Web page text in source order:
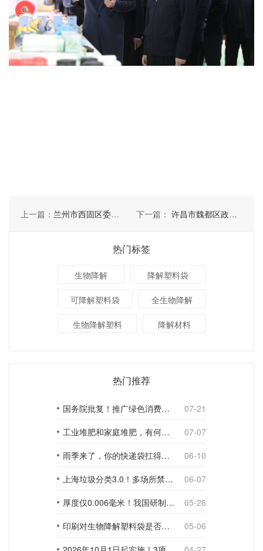
上一篇： 兰州市西固区委书记赵同庆一行莅临河南特创参观考察 下一篇： 许昌市魏都区政府区长李淼一行 莅临河南特创考察
热门标签
生物降解 降解塑料袋
可降解塑料袋 全生物降解
生物降解塑料 降解材料
热门推荐
国务院批复！推广绿色消费，引导使用环保可降解包装材料
07-21
工业堆肥和家庭堆肥，有何不同？
07-07
雨季来了，你的快递袋扛得住吗？
06-10
上海垃圾分类3.0！多场所禁止使用一次性塑料袋；推动快递包装绿色转型
06-07
厚度仅0.006毫米！我国研制出超薄型全生物降解渗水地膜
05-26
印刷对生物降解塑料袋是否构成影响？
05-06